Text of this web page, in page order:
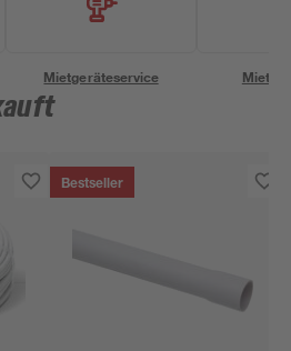
Mietgeräteservice
Bestseller